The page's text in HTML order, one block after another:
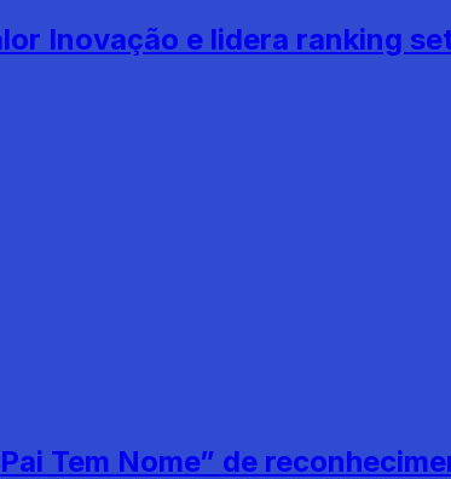
Inovação e lidera ranking
Tem Nome” de